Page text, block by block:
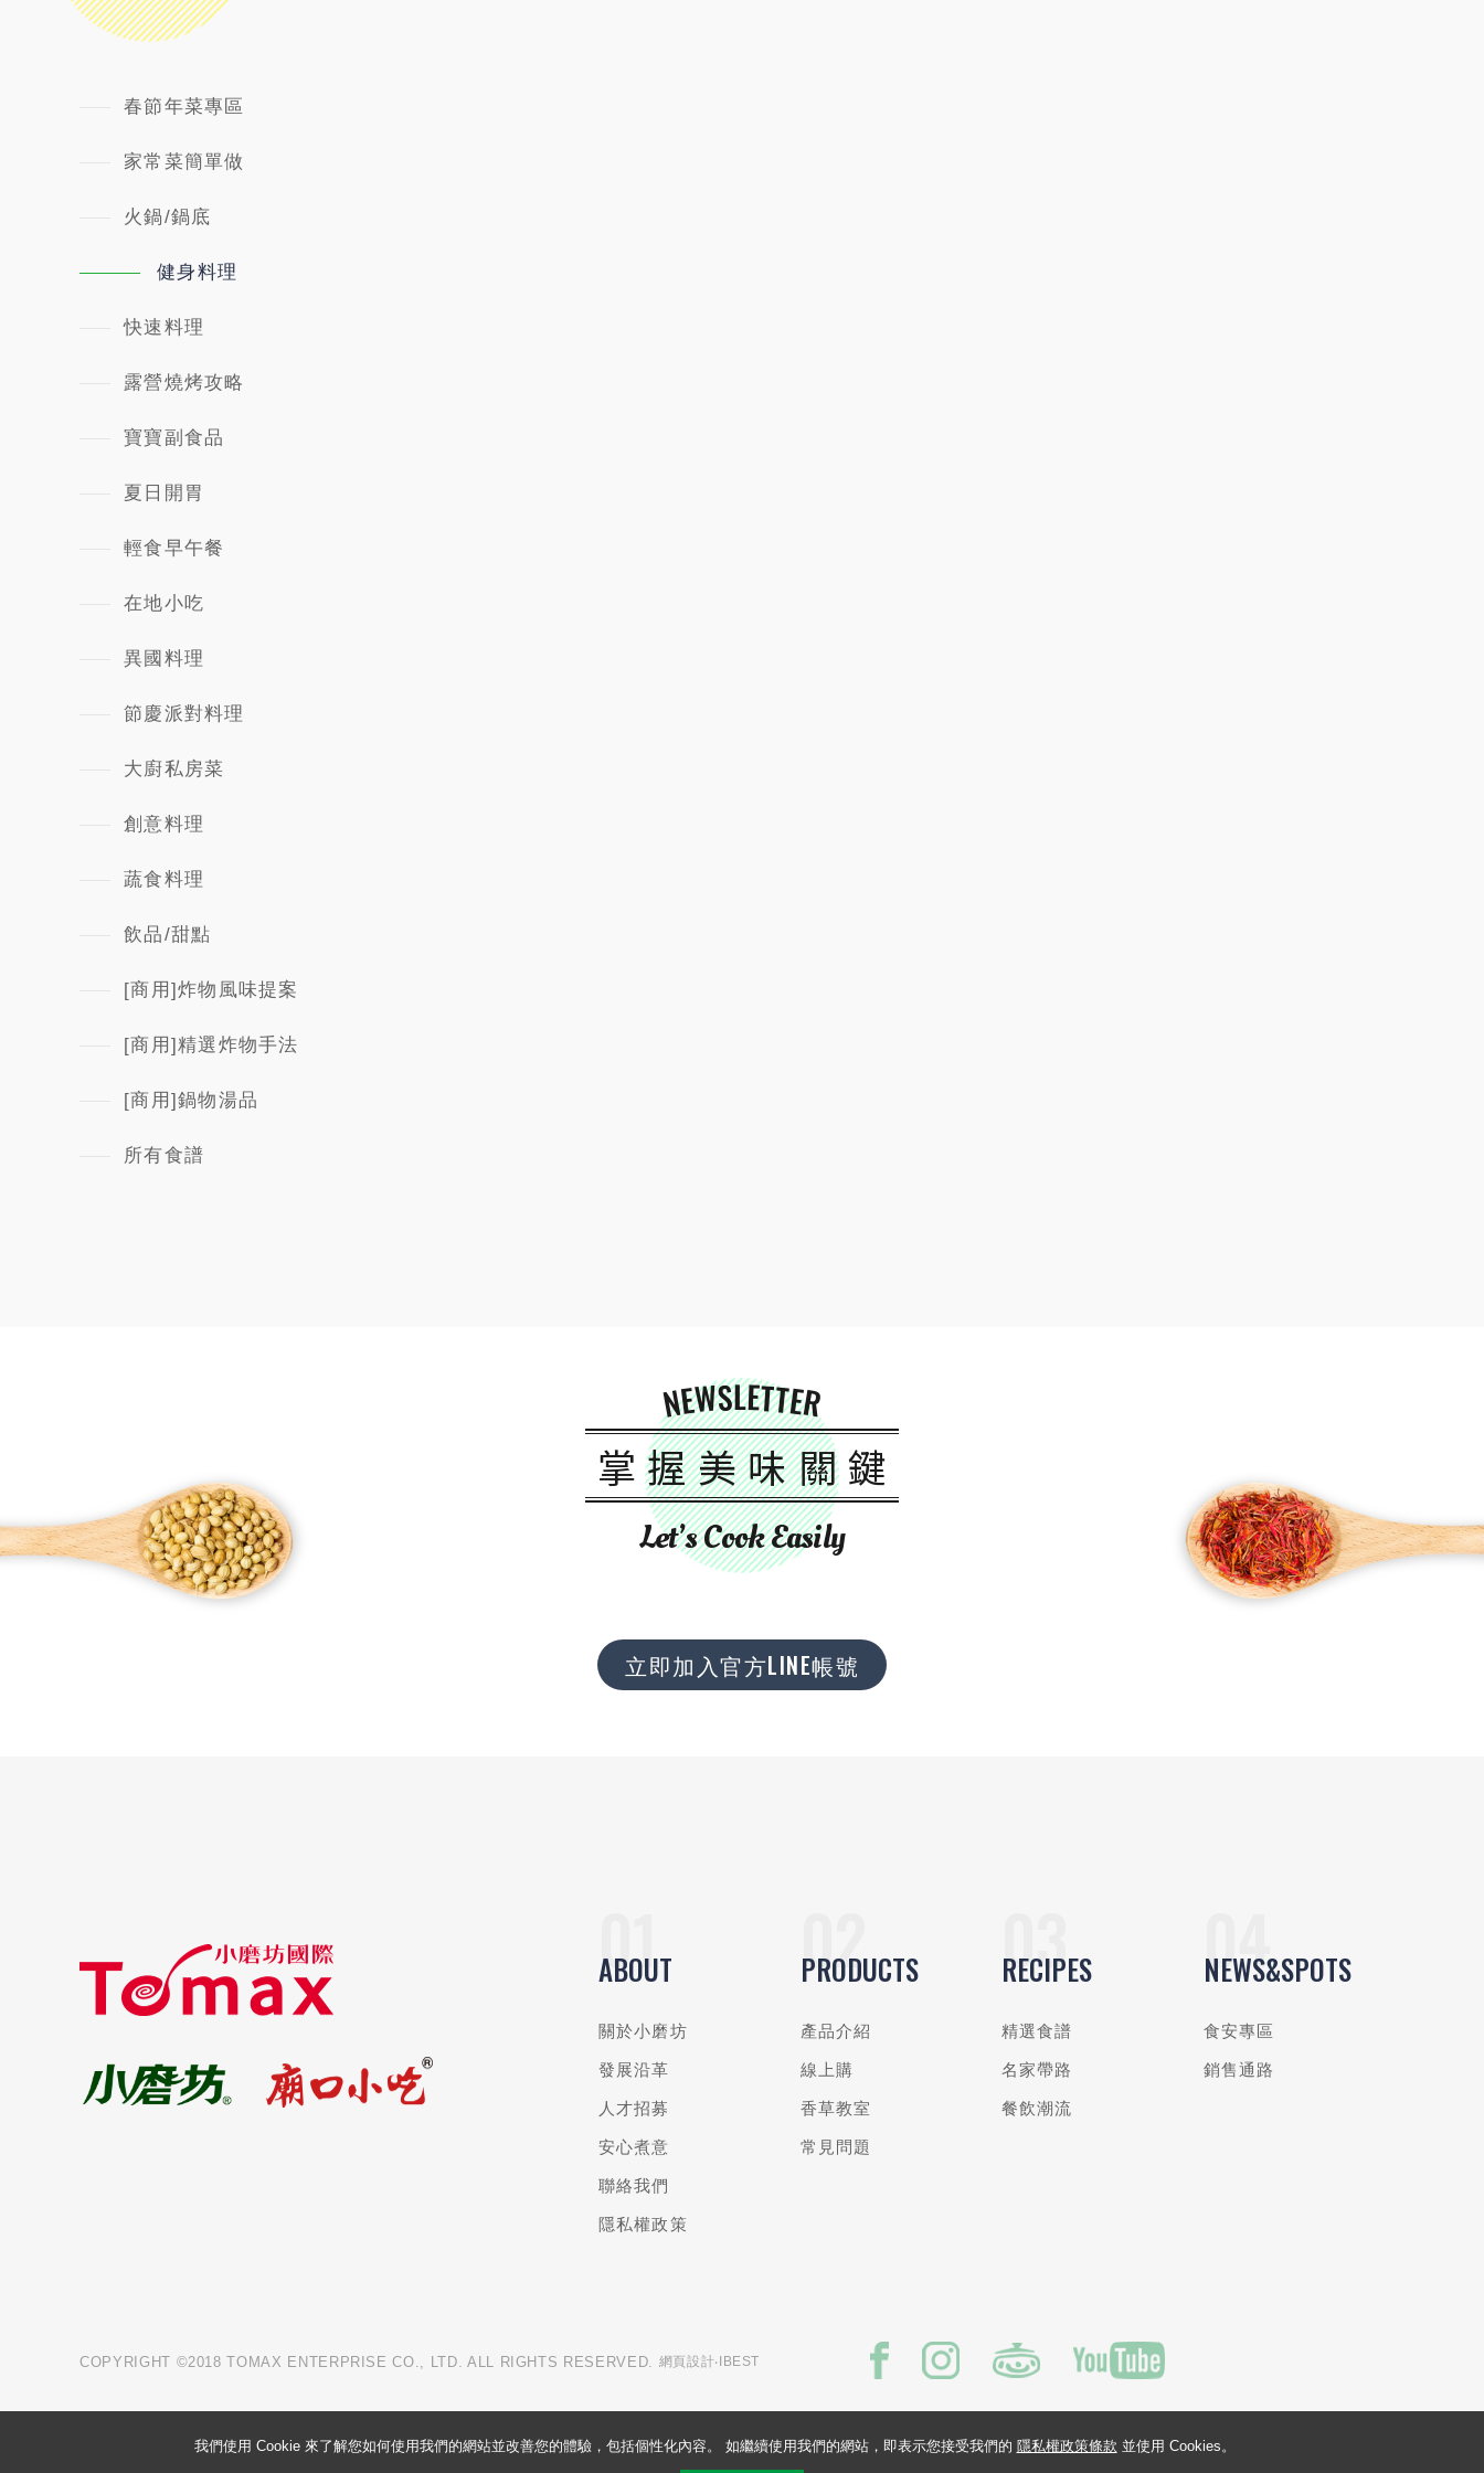
春節年菜專區
家常菜簡單做
火鍋/鍋底
健身料理
快速料理
露營燒烤攻略
寶寶副食品
夏日開胃
輕食早午餐
在地小吃
異國料理
節慶派對料理
大廚私房菜
創意料理
蔬食料理
飲品/甜點
[商用]炸物風味提案
[商用]精選炸物手法
[商用]鍋物湯品
所有食譜
NEWSLETTER
掌握美味關鍵
Let’s Cook Easily
立即加入官方LINE帳號
ABOUT
關於小磨坊
發展沿革
人才招募
安心煮意
聯絡我們
隱私權政策
PRODUCTS
產品介紹
線上購
香草教室
常見問題
RECIPES
精選食譜
名家帶路
餐飲潮流
NEWS&SPOTS
食安專區
銷售通路
COPYRIGHT ©2018 TOMAX ENTERPRISE CO., LTD. ALL RIGHTS RESERVED. 網頁設計‧IBEST
我們使用 Cookie 來了解您如何使用我們的網站並改善您的體驗，包括個性化內容。 如繼續使用我們的網站，即表示您接受我們的 隱私權政策條款 並使用 Cookies。